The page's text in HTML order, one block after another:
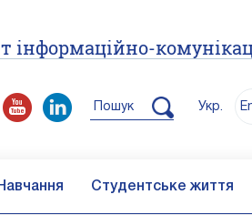
інформаційно-
Пошук Укр.
Студентське життя